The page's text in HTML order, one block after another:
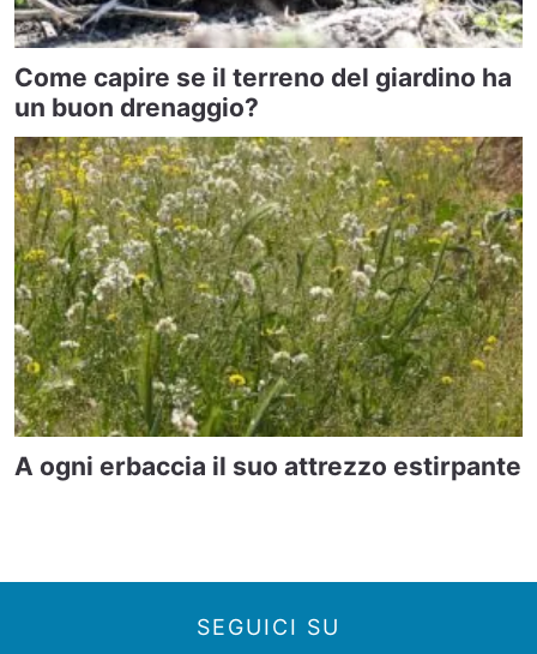
Come capire se il terreno del giardino ha
un buon drenaggio?
A ogni erbaccia il suo attrezzo estirpante
SEGUICI SU